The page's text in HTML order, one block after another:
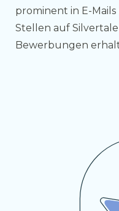
prominent in E-
Stellen auf
Bewerbungen